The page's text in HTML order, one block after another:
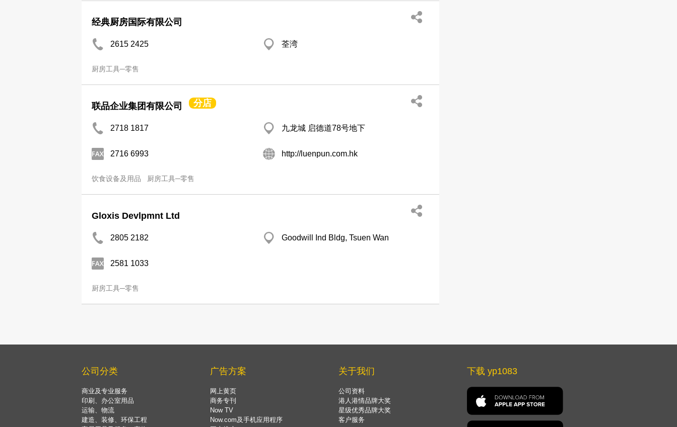
经典厨房国际有限公司
2615 2425 荃湾
厨房工具─零售
联品企业集团有限公司 分店
2718 1817 九龙城 启德道78号地下
2716 6993 http://luenpun.com.hk
饮食设备及用品 厨房工具─零售
Gloxis Devlpmnt Ltd
2805 2182 Goodwill Ind Bldg, Tsuen Wan
2581 1033
厨房工具─零售
公司分类
商业及专业服务
印刷、办公室用品
运输、物流
建造、装修、环保工程
广告方案
网上黄页
商务专刊
Now TV
Now.com及手机应用程序
关于我们
公司资料
港人港情品牌大奖
星级优秀品牌大奖
客户服务
下载 yp1083